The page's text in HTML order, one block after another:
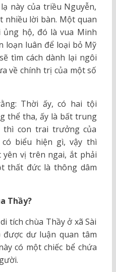
này của triều Nguyễn,
nhiều lời bàn. Một quan
ủng hộ, đó là vua Minh
loạn luân để loại bỏ Mỹ
tìm cách dành lại ngôi
về chính trị của một số
Thời ấy, có hai tội
thể tha, ấy là bất trung
con trai trưởng của
biểu hiện gì, vậy thì
vị trên ngai, ắt phải
thất đức là thông dâm
Thầy?
tích chùa Thầy ở xã Sài
được dư luận quan tâm
có một chiếc bể chứa